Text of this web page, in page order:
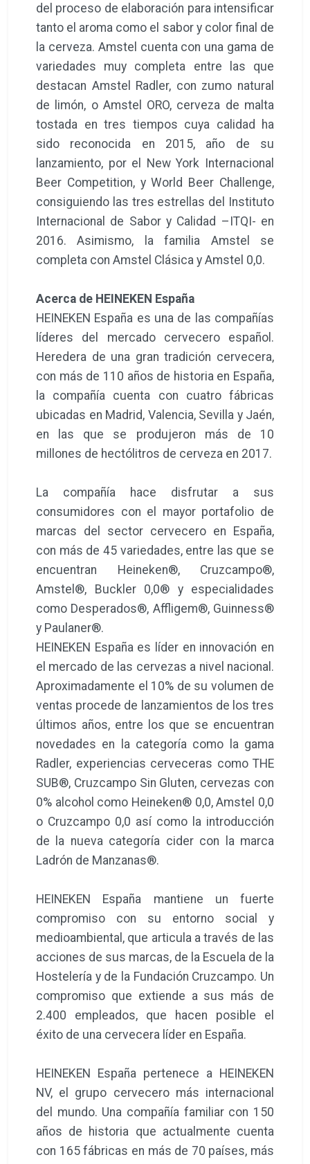
del proceso de elaboración para intensificar
tanto el aroma como el sabor y color final de
la cerveza. Amstel cuenta con una gama de
variedades muy completa entre las que
destacan Amstel Radler, con zumo natural
de limón, o Amstel ORO, cerveza de malta
tostada en tres tiempos cuya calidad ha
sido reconocida en 2015, año de su
lanzamiento, por el New York Internacional
Beer Competition, y World Beer Challenge,
consiguiendo las tres estrellas del Instituto
Internacional de Sabor y Calidad –ITQI- en
2016. Asimismo, la familia Amstel se
completa con Amstel Clásica y Amstel 0,0.
Acerca de HEINEKEN España
HEINEKEN España es una de las compañías
líderes del mercado cervecero español.
Heredera de una gran tradición cervecera,
con más de 110 años de historia en España,
la compañía cuenta con cuatro fábricas
ubicadas en Madrid, Valencia, Sevilla y Jaén,
en las que se produjeron más de 10
millones de hectólitros de cerveza en 2017.
La compañía hace disfrutar a sus
consumidores con el mayor portafolio de
marcas del sector cervecero en España,
con más de 45 variedades, entre las que se
encuentran Heineken®, Cruzcampo®,
Amstel®, Buckler 0,0® y especialidades
como Desperados®, Affligem®, Guinness®
y Paulaner®.
HEINEKEN España es líder en innovación en
el mercado de las cervezas a nivel nacional.
Aproximadamente el 10% de su volumen de
ventas procede de lanzamientos de los tres
últimos años, entre los que se encuentran
novedades en la categoría como la gama
Radler, experiencias cerveceras como THE
SUB®, Cruzcampo Sin Gluten, cervezas con
0% alcohol como Heineken® 0,0, Amstel 0,0
o Cruzcampo 0,0 así como la introducción
de la nueva categoría cider con la marca
Ladrón de Manzanas®.
HEINEKEN España mantiene un fuerte
compromiso con su entorno social y
medioambiental, que articula a través de las
acciones de sus marcas, de la Escuela de la
Hostelería y de la Fundación Cruzcampo. Un
compromiso que extiende a sus más de
2.400 empleados, que hacen posible el
éxito de una cervecera líder en España.
HEINEKEN España pertenece a HEINEKEN
NV, el grupo cervecero más internacional
del mundo. Una compañía familiar con 150
años de historia que actualmente cuenta
con 165 fábricas en más de 70 países, más